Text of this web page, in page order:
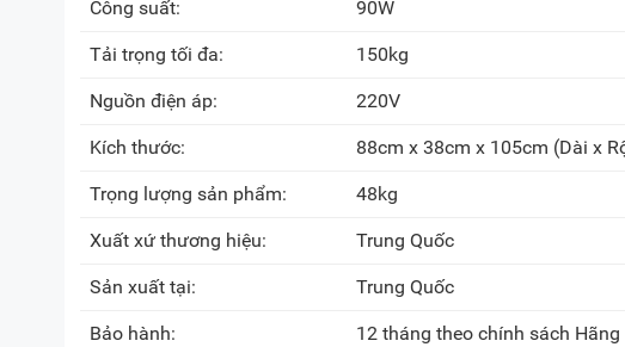
Công suất: 90W
Tải trọng tối đa: 150kg
Nguồn điện áp: 220V
Kích thước: 88cm x 38cm x 105cm (Dài x
Trọng lượng sản phẩm: 48kg
Xuất xứ thương hiệu: Trung Quốc
Sản xuất tại: Trung Quốc
Bảo hành: 12 tháng theo chính sách Hãng